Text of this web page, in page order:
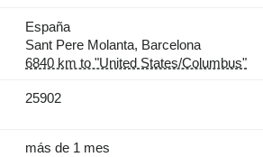
España
Sant Pere Molanta, Barcelona
6840 km to "United States/Columbus"
25902
más de 1 mes